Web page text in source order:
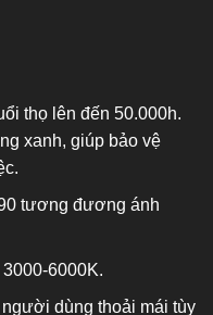
thọ lên đến 50.000h.
xanh, giúp bảo vệ
tương đương ánh
6000K.
dùng thoải mái tùy